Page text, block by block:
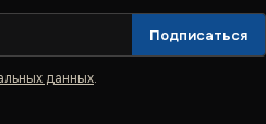
Подписаться
данных.